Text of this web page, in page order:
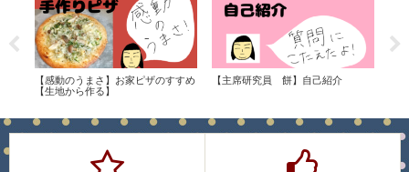
【感動のうまさ】お家ピザのすすめ
【生地から作る】
【主席研究員 餅】自己紹介